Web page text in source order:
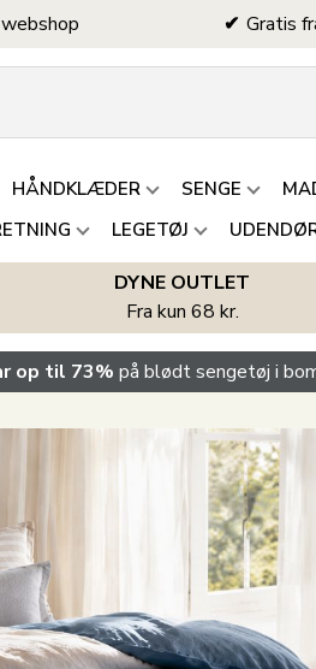
Gratis
HÅNDKLÆDER SENGE
LEGETØJ
DYNE OUTLET
Fra kun 68 kr.
op til 73% på blødt sengetøj i